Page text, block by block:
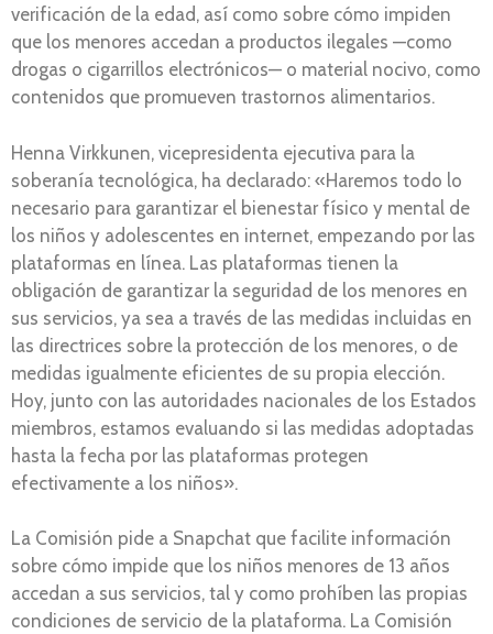
verificación de la edad, así como sobre cómo impiden
que los menores accedan a productos ilegales —como
drogas o cigarrillos electrónicos— o material nocivo, como
contenidos que promueven trastornos alimentarios.
Henna Virkkunen, vicepresidenta ejecutiva para la
soberanía tecnológica, ha declarado: «Haremos todo lo
necesario para garantizar el bienestar físico y mental de
los niños y adolescentes en internet, empezando por las
plataformas en línea. Las plataformas tienen la
obligación de garantizar la seguridad de los menores en
sus servicios, ya sea a través de las medidas incluidas en
las directrices sobre la protección de los menores, o de
medidas igualmente eficientes de su propia elección.
Hoy, junto con las autoridades nacionales de los Estados
miembros, estamos evaluando si las medidas adoptadas
hasta la fecha por las plataformas protegen
efectivamente a los niños».
La Comisión pide a Snapchat que facilite información
sobre cómo impide que los niños menores de 13 años
accedan a sus servicios, tal y como prohíben las propias
condiciones de servicio de la plataforma. La Comisión